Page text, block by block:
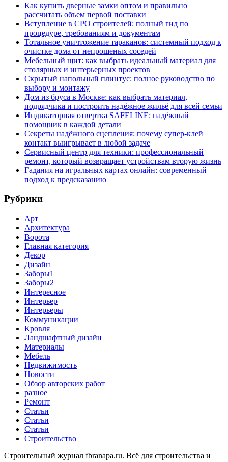
Как купить дверные замки оптом и правильно
рассчитать объем первой поставки
Вступление в СРО строителей: полный гид по
процедуре, требованиям и документам
Тотальное уничтожение тараканов: системный подход к
очистке дома от непрошеных соседей
Мебельный щит: как выбрать идеальный материал для
столярных и интерьерных проектов
Скрытый напольный плинтус: полное руководство по
выбору и монтажу
Дом из бруса в Москве: как выбрать материал,
подрядчика и построить надёжное жильё для всей семьи
Индикаторная отвертка SAFELINE: надёжный
помощник в каждой детали
Секреты надёжного сцепления: почему супер‑клей
контакт выигрывает в любой задаче
Сервисный центр для техники: профессиональный
ремонт, который возвращает устройствам вторую жизнь
Гадания на игральных картах онлайн: современный
подход к предсказанию
Рубрики
Арт
Архитектура
Ворота
Главная категория
Декор
Дизайн
Заборы1
Заборы2
Интересное
Интерьер
Интерьеры
Коммуникации
Кровля
Ландшафтный дизайн
Материалы
Мебель
Недвижимость
Новости
Обзор авторских работ
разное
Ремонт
Статьи
Статьи
Статьи
Строительство
Строительный журнал fbranapa.ru. Всё для строительства и